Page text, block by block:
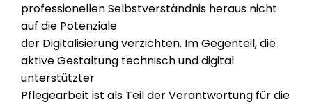
professionellen Selbstverständnis heraus nicht
auf die Potenziale
der Digitalisierung verzichten. Im Gegenteil, die
aktive Gestaltung technisch und digital
unterstützter
Pflegearbeit ist als Teil der Verantwortung für die